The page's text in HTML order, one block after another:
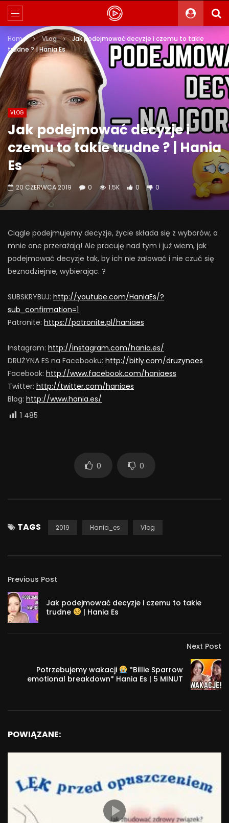
Home VLog
Jak podejmować decyzje i czemu to takie
trudne ? | Hania Es
VLOG
Jak podejmować decyzje i
czemu to takie trudne ? | Hania
Es
20 CZERWCA 2019 0 1.5K 0 0
Ciągle podejmujemy decyzje, życie składa się z wyborów, a
mnie one przerażają! Ale pracuję nad tym i już wiem, jak
podejmować decyzje tak, by ich nie żałować i nie czuć się
beznadziejnie, wybierając. ?
SUBSKRYBUJ: http://youtube.com/HaniaEs/?
sub_confirmation=1
Patronite: https://patronite.pl/haniaes
Instagram: http://instagram.com/hania.es/
DRUŻYNA ES na Facebooku: http://bitly.com/druzynaes
Facebook: http://www.facebook.com/haniaess
Twitter: http://twitter.com/haniaes
Blog: http://www.hania.es/
1 485
0 0
TAGS 2019 Hania_es Vlog
Previous Post
Jak podejmować decyzje i czemu to takie
trudne
| Hania Es
Next Post
Potrzebujemy wakacji
*Billie Sparrow
emotional breakdown* Hania Es | 5 MINUT
POWIĄZANE: